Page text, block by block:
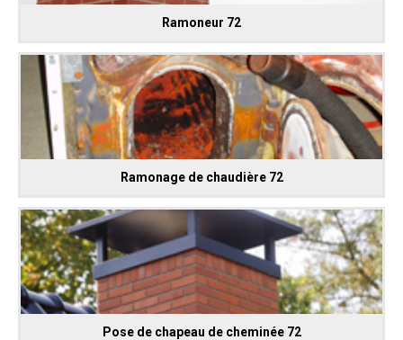
Ramoneur 72
Ramonage de chaudière 72
Pose de chapeau de cheminée 72